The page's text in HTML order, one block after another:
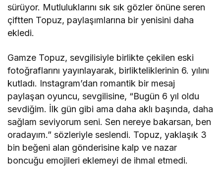
sürüyor. Mutluluklarını sık sık gözler önüne seren
çiftten Topuz, paylaşımlarına bir yenisini daha
ekledi.
Gamze Topuz, sevgilisiyle birlikte çekilen eski
fotoğraflarını yayınlayarak, birlikteliklerinin 6. yılını
kutladı. Instagram’dan romantik bir mesaj
paylaşan oyuncu, sevgilisine, “Bugün 6 yıl oldu
sevdiğim. İlk gün gibi ama daha aklı başında, daha
sağlam seviyorum seni. Sen nereye bakarsan, ben
oradayım.” sözleriyle seslendi. Topuz, yaklaşık 3
bin beğeni alan gönderisine kalp ve nazar
boncuğu emojileri eklemeyi de ihmal etmedi.